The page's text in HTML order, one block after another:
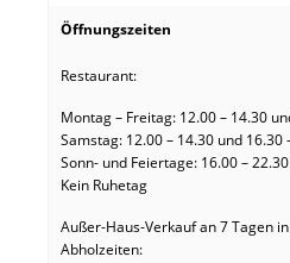
Öffnungszeiten
Restaurant:
Montag – Freitag: 12.00 – 14.30
Samstag: 12.00 – 14.30 und 16.30
Sonn- und Feiertage: 16.00 –
Kein Ruhetag
Außer-Haus-Verkauf an 7 Tagen
Abholzeiten: